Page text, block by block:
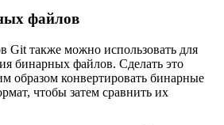
файлов
Git также можно использовать для
бинарных файлов. Сделать это
образом конвертировать бинарные
чтобы затем сравнить их